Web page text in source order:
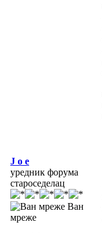
J o e
уредник форума
староседелац
Ван
мреже